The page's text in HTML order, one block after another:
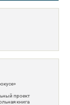
проект
книга